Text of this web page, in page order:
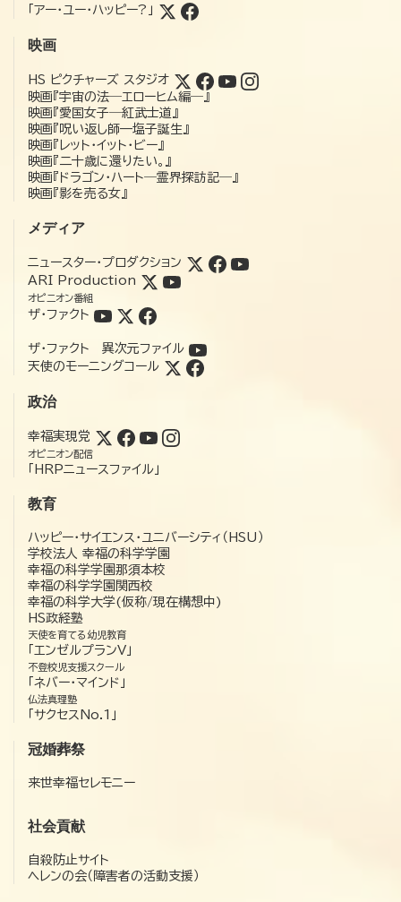
「アー・ユー・ハッピー?」
映画
HS ピクチャーズ スタジオ
映画『宇宙の法―エローヒム編―』
映画『愛国女子―紅武士道』
映画『呪い返し師—塩子誕生』
映画『レット・イット・ビー』
映画『二十歳に還りたい。』
映画『ドラゴン・ハート―霊界探訪記―』
映画『影を売る女』
メディア
ニュースター・プロダクション
ARI Production
オピニオン番組
ザ・ファクト
ザ・ファクト 異次元ファイル
天使のモーニングコール
政治
幸福実現党
オピニオン配信
「HRPニュースファイル」
教育
ハッピー・サイエンス・ユニバーシティ（HSU）
学校法人 幸福の科学学園
幸福の科学学園那須本校
幸福の科学学園関西校
幸福の科学大学(仮称/現在構想中)
HS政経塾
天使を育てる幼児教育
「エンゼルプランV」
不登校児支援スクール
「ネバー・マインド」
仏法真理塾
「サクセスNo.1」
冠婚葬祭
来世幸福セレモニー
社会貢献
自殺防止サイト
ヘレンの会（障害者の活動支援）